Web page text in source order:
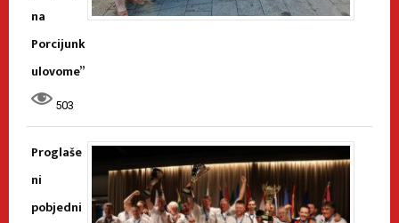
na
Porcijunk
ulovome”
503
Proglaše
ni
pobjedni